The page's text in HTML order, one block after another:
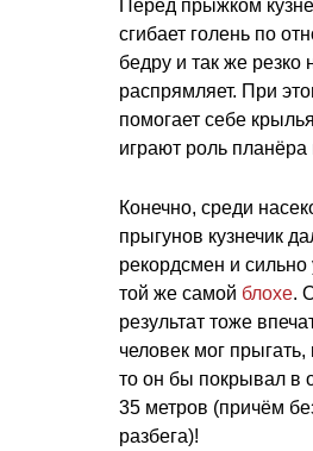
Перед прыжком
сгибает голень по
бедру и так же резко
распрямляет. При
помогает себе
играют роль
Конечно, среди
прыгунов кузнечик
рекордсмен и сильно
той же самой блохе.
результат тоже
человек мог прыгать,
то он бы покрывал в
35 метров (причём
разбега)!